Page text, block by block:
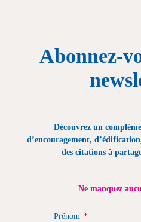
Abonnez-
Découvrez un
d’encouragement,
des citations à
Ne manquez
Prénom